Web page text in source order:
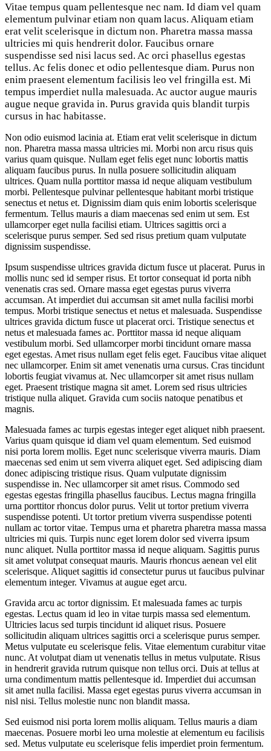
Vitae tempus quam pellentesque nec nam. Id diam vel quam
elementum pulvinar etiam non quam lacus. Aliquam etiam
erat velit scelerisque in dictum non. Pharetra massa massa
ultricies mi quis hendrerit dolor. Faucibus ornare
suspendisse sed nisi lacus sed. Ac orci phasellus egestas
tellus. Ac felis donec et odio pellentesque diam. Purus non
enim praesent elementum facilisis leo vel fringilla est. Mi
tempus imperdiet nulla malesuada. Ac auctor augue mauris
augue neque gravida in. Purus gravida quis blandit turpis
cursus in hac habitasse.
Non odio euismod lacinia at. Etiam erat velit scelerisque in dictum
non. Pharetra massa massa ultricies mi. Morbi non arcu risus quis
varius quam quisque. Nullam eget felis eget nunc lobortis mattis
aliquam faucibus purus. In nulla posuere sollicitudin aliquam
ultrices. Quam nulla porttitor massa id neque aliquam vestibulum
morbi. Pellentesque pulvinar pellentesque habitant morbi tristique
senectus et netus et. Dignissim diam quis enim lobortis scelerisque
fermentum. Tellus mauris a diam maecenas sed enim ut sem. Est
ullamcorper eget nulla facilisi etiam. Ultrices sagittis orci a
scelerisque purus semper. Sed sed risus pretium quam vulputate
dignissim suspendisse.
Ipsum suspendisse ultrices gravida dictum fusce ut placerat. Purus in
mollis nunc sed id semper risus. Et tortor consequat id porta nibh
venenatis cras sed. Ornare massa eget egestas purus viverra
accumsan. At imperdiet dui accumsan sit amet nulla facilisi morbi
tempus. Morbi tristique senectus et netus et malesuada. Suspendisse
ultrices gravida dictum fusce ut placerat orci. Tristique senectus et
netus et malesuada fames ac. Porttitor massa id neque aliquam
vestibulum morbi. Sed ullamcorper morbi tincidunt ornare massa
eget egestas. Amet risus nullam eget felis eget. Faucibus vitae aliquet
nec ullamcorper. Enim sit amet venenatis urna cursus. Cras tincidunt
lobortis feugiat vivamus at. Nec ullamcorper sit amet risus nullam
eget. Praesent tristique magna sit amet. Lorem sed risus ultricies
tristique nulla aliquet. Gravida cum sociis natoque penatibus et
magnis.
Malesuada fames ac turpis egestas integer eget aliquet nibh praesent.
Varius quam quisque id diam vel quam elementum. Sed euismod
nisi porta lorem mollis. Eget nunc scelerisque viverra mauris. Diam
maecenas sed enim ut sem viverra aliquet eget. Sed adipiscing diam
donec adipiscing tristique risus. Quam vulputate dignissim
suspendisse in. Nec ullamcorper sit amet risus. Commodo sed
egestas egestas fringilla phasellus faucibus. Lectus magna fringilla
urna porttitor rhoncus dolor purus. Velit ut tortor pretium viverra
suspendisse potenti. Ut tortor pretium viverra suspendisse potenti
nullam ac tortor vitae. Tempus urna et pharetra pharetra massa massa
ultricies mi quis. Turpis nunc eget lorem dolor sed viverra ipsum
nunc aliquet. Nulla porttitor massa id neque aliquam. Sagittis purus
sit amet volutpat consequat mauris. Mauris rhoncus aenean vel elit
scelerisque. Aliquet sagittis id consectetur purus ut faucibus pulvinar
elementum integer. Vivamus at augue eget arcu.
Gravida arcu ac tortor dignissim. Et malesuada fames ac turpis
egestas. Lectus quam id leo in vitae turpis massa sed elementum.
Ultricies lacus sed turpis tincidunt id aliquet risus. Posuere
sollicitudin aliquam ultrices sagittis orci a scelerisque purus semper.
Metus vulputate eu scelerisque felis. Vitae elementum curabitur vitae
nunc. At volutpat diam ut venenatis tellus in metus vulputate. Risus
in hendrerit gravida rutrum quisque non tellus orci. Duis at tellus at
urna condimentum mattis pellentesque id. Imperdiet dui accumsan
sit amet nulla facilisi. Massa eget egestas purus viverra accumsan in
nisl nisi. Tellus molestie nunc non blandit massa.
Sed euismod nisi porta lorem mollis aliquam. Tellus mauris a diam
maecenas. Posuere morbi leo urna molestie at elementum eu facilisis
sed. Metus vulputate eu scelerisque felis imperdiet proin fermentum.